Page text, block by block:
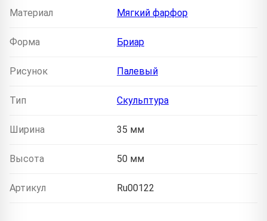
Материал Мягкий фарфор
Форма Бриар
Рисунок Палевый
Тип Скульптура
Ширина 35 мм
Высота 50 мм
Артикул Ru00122